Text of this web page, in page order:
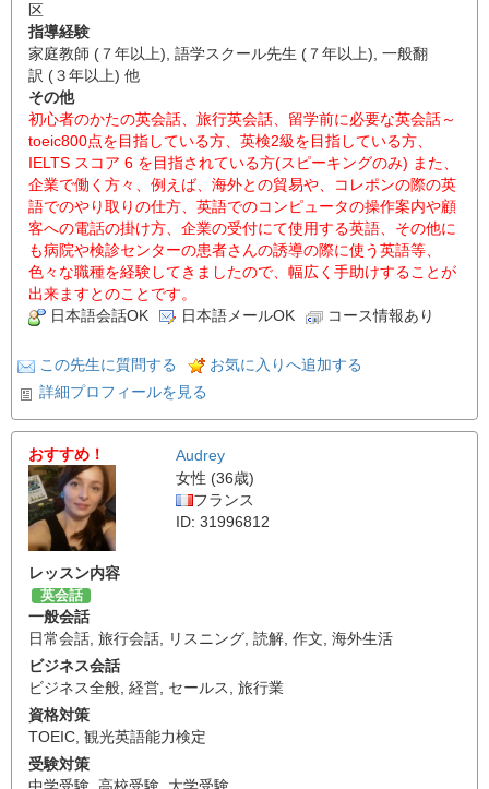
区
指導経験
家庭教師 (７年以上), 語学スクール先生 (７年以上), 一般翻
訳 (３年以上) 他
その他
初心者のかたの英会話、旅行英会話、留学前に必要な英会話～
toeic800点を目指している方、英検2級を目指している方、
IELTS スコア 6 を目指されている方(スピーキングのみ) また、
企業で働く方々、例えば、海外との貿易や、コレポンの際の英
語でのやり取りの仕方、英語でのコンピュータの操作案内や顧
客への電話の掛け方、企業の受付にて使用する英語、その他に
も病院や検診センターの患者さんの誘導の際に使う英語等、
色々な職種を経験してきましたので、幅広く手助けすることが
出来ますとのことです。
日本語会話OK
日本語メールOK コース情報あり
この先生に質問する
お気に入りへ追加する
詳細プロフィールを見る
おすすめ！
Audrey
女性 (36歳)
フランス
ID: 31996812
レッスン内容
英会話
一般会話
日常会話 旅行会話 リスニング 読解 作文 海外生活
ビジネス会話
ビジネス全般 経営 セールス
旅行業
資格対策
TOEIC 観光英語能力検定
受験対策